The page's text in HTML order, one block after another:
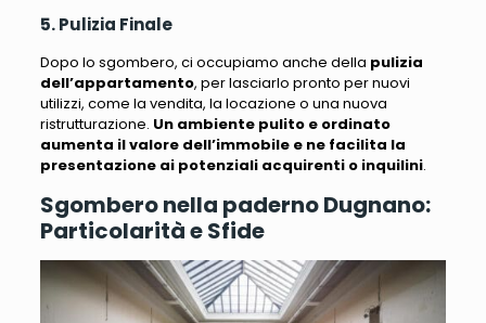
5. Pulizia Finale
Dopo lo sgombero, ci occupiamo anche della pulizia
dell’appartamento, per lasciarlo pronto per nuovi
utilizzi, come la vendita, la locazione o una nuova
ristrutturazione. Un ambiente pulito e ordinato
aumenta il valore dell’immobile e ne facilita la
presentazione ai potenziali acquirenti o inquilini.
Sgombero nella paderno Dugnano:
Particolarità e Sfide